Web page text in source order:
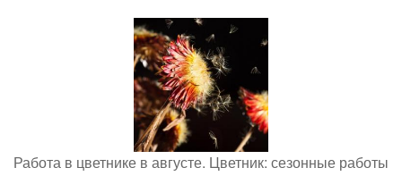
Работа в цветнике в августе. Цветник: сезонные работы